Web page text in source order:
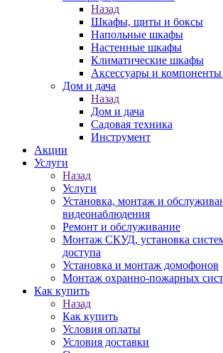
Назад
Шкафы, щиты и боксы
Напольные шкафы
Настенные шкафы
Климатические шкафы
Аксессуары и
Дом и дача
Назад
Дом и дача
Садовая техника
Инструмент
Акции
Услуги
Назад
Услуги
Установка, монтаж и
видеонаблюдения
Ремонт и обслуживание
Монтаж СКУД, установка
доступа
Установка и монтаж домофонов
Монтаж охранно-пожарных
Как купить
Назад
Как купить
Условия оплаты
Условия доставки